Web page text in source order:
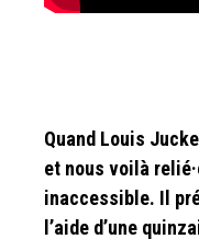
Quand Louis
et nous voilà
inaccessible. Il
l’aide d’une